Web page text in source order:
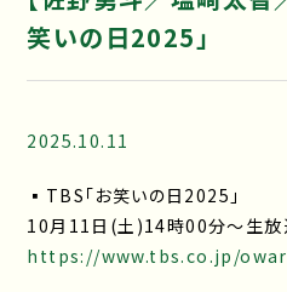
笑いの日2025」
2025.10.11
▪TBS「お笑いの日2025」
10月11日(土)14時00分〜生放
https://www.tbs.co.jp/